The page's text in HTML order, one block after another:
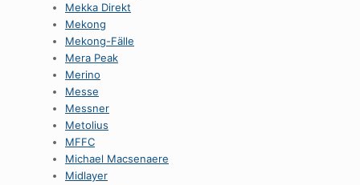
Mekka Direkt
Mekong
Mekong-Fälle
Mera Peak
Merino
Messe
Messner
Metolius
MFFC
Michael Macsenaere
Midlayer